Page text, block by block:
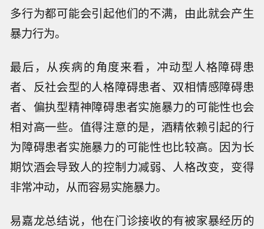
多行为都可能会引起他们的不满，由此就会产生
暴力行为。
最后，从疾病的角度来看，冲动型人格障碍患
者、反社会型的人格障碍患者、双相情感障碍患
者、偏执型精神障碍患者实施暴力的可能性也会
相对高一些。值得注意的是，酒精依赖引起的行
为障碍患者实施暴力的可能性也比较高。因为长
期饮酒会导致人的控制力减弱、人格改变，变得
非常冲动，从而容易实施暴力。
易嘉龙总结说，他在门诊接收的有被家暴经历的